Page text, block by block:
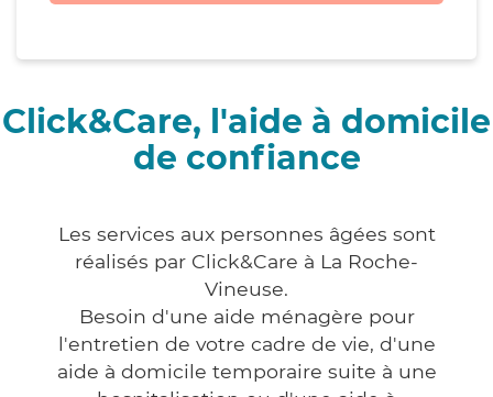
Click&Care, l'aide à domicile
de confiance
Les services aux personnes âgées sont
réalisés par Click&Care à La Roche-
Vineuse.
Besoin d'une aide ménagère pour
l'entretien de votre cadre de vie, d'une
aide à domicile temporaire suite à une